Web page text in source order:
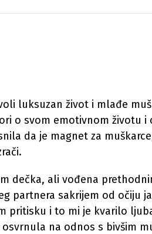
luksuzan život i mlađe
o svom emotivnom životu i
da je magnet za
dečka, ali vođena
partnera sakrijem od očiju
pritisku i to mi je kvarilo
osvrnula na odnos s bivšim